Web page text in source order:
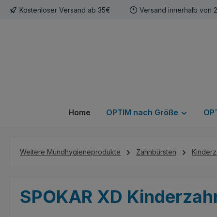
Hauptinhalt springen
Zur Suche springen
Zur Hauptnavigation springen
Kostenloser Versand ab 35€ Versand innerhalb von
Home OPTIM nach Größe
Weitere Mundhygieneprodukte Zahnbürsten
SPOKAR XD